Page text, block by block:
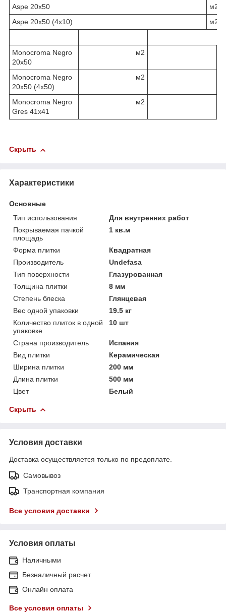
Aspe 20x50
м2
Aspe 20x50 (4x10)
м2
Monocroma Negro
20x50
м2
Monocroma Negro
20x50 (4x50)
м2
Monocroma Negro
Gres 41x41
м2
Скрыть
Характеристики
Основные
Тип использования
Для внутренних работ
Покрываемая пачкой
площадь
1 кв.м
Форма плитки
Квадратная
Производитель
Undefasa
Тип поверхности
Глазурованная
Толщина плитки
8 мм
Степень блеска
Глянцевая
Вес одной упаковки
19.5 кг
Количество плиток в одной
упаковке
10 шт
Страна производитель
Испания
Вид плитки
Керамическая
Ширина плитки
200 мм
Длина плитки
500 мм
Цвет
Белый
Скрыть
Условия доставки
Доставка осуществляется только по предоплате.
Самовывоз
Транспортная компания
Все условия доставки
Условия оплаты
Наличными
Безналичный расчет
Онлайн оплата
Все условия оплаты